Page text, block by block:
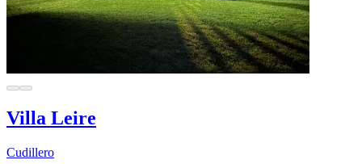
Villa Leire
Cudillero